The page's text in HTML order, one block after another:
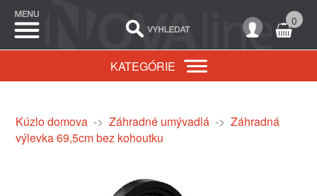
0
KATEGÓRIE
Kúzlo domova-> Záhradné umývadlá-> Záhradná
výlevka 69,5cm bez kohoutku